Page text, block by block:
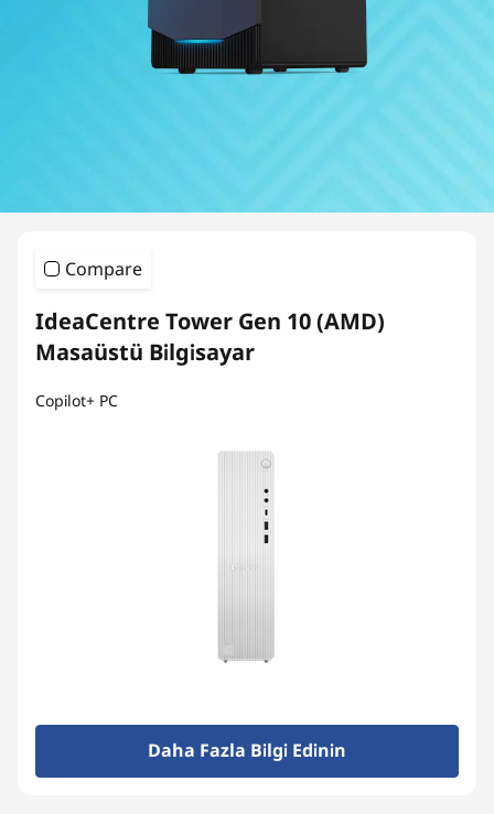
Compare
IdeaCentre Tower Gen 10 (AMD)
Masaüstü Bilgisayar
Copilot+ PC
Daha Fazla Bilgi Edinin